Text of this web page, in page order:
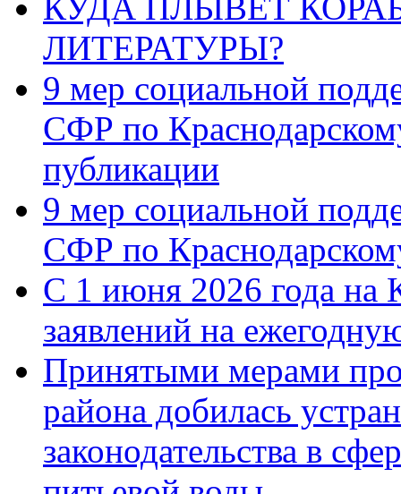
ЛИТЕРАТУРЫ?
9 мер социальной
СФР по
публикации
9 мер социальной
СФР по
С 1 июня 2026 года на
заявлений на
Принятыми мерами
района добилась
законодательства в